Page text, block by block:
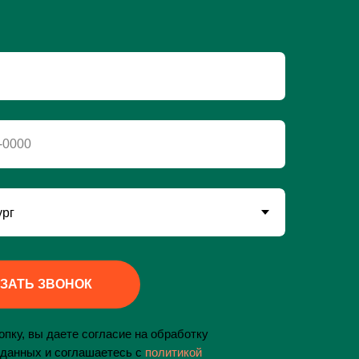
0000
ЗВОНОК
вы даете согласие на обработку
и соглашаетесь c политикой